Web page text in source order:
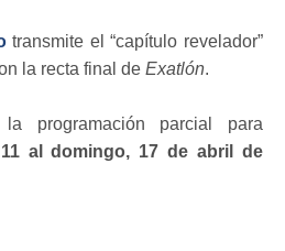
transmite el “capítulo revelador”
la recta final de Exatlón.
programación parcial para
al domingo, 17 de abril de